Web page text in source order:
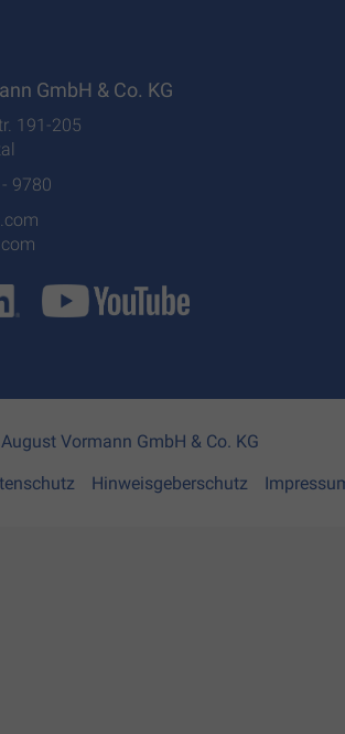
GmbH & Co. KG
191-205
9780
Vormann GmbH & Co. KG
Hinweisgeberschutz